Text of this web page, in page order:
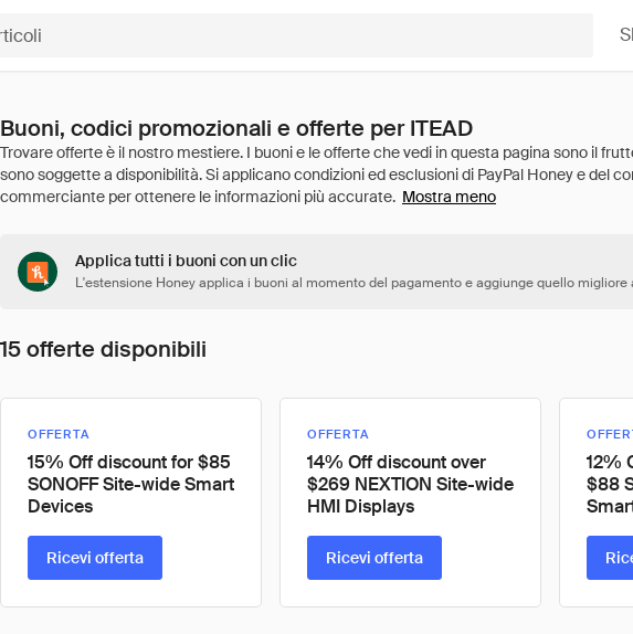
Buoni, codici promozionali e offerte per ITEAD
Mostra meno
Applica tutti i buoni con un clic
L'estensione Honey applica i buoni al momento del pagamento e aggiunge quello migliore
15 offerte disponibili
OFFERTA
15% Off discount for $85
SONOFF Site-wide Smart
Devices
Ricevi offerta
OFFERTA
14% Off discount over
$269 NEXTION Site-wide
HMI Displays
Ricevi offerta
12%
$88